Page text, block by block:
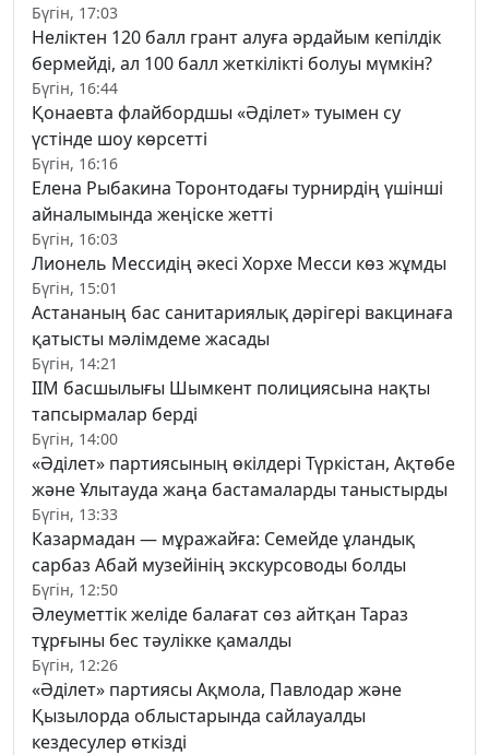
Бүгін, 17:03
Неліктен 120 балл грант алуға әрдайым кепілдік
бермейді, ал 100 балл жеткілікті болуы мүмкін?
Бүгін, 16:44
Қонаевта флайбордшы «Әділет» туымен су
үстінде шоу көрсетті
Бүгін, 16:16
Елена Рыбакина Торонтодағы турнирдің үшінші
айналымында жеңіске жетті
Бүгін, 16:03
Лионель Мессидің әкесі Хорхе Месси көз жұмды
Бүгін, 15:01
Астананың бас санитариялық дәрігері вакцинаға
қатысты мәлімдеме жасады
Бүгін, 14:21
ІІМ басшылығы Шымкент полициясына нақты
тапсырмалар берді
Бүгін, 14:00
«Әділет» партиясының өкілдері Түркістан, Ақтөбе
және Ұлытауда жаңа бастамаларды таныстырды
Бүгін, 13:33
Казармадан — мұражайға: Семейде ұландық
сарбаз Абай музейінің экскурсоводы болды
Бүгін, 12:50
Әлеуметтік желіде балағат сөз айтқан Тараз
тұрғыны бес тәулікке қамалды
Бүгін, 12:26
«Әділет» партиясы Ақмола, Павлодар және
Қызылорда облыстарында сайлауалды
кездесулер өткізді